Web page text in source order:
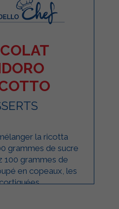
la ricotta
grammes de sucre
100 grammes de
en copeaux, les
...